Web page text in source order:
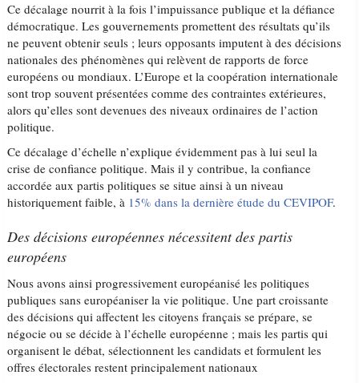
Ce décalage nourrit à la fois l’impuissance publique et la défiance
démocratique. Les gouvernements promettent des résultats qu’ils
ne peuvent obtenir seuls ; leurs opposants imputent à des décisions
nationales des phénomènes qui relèvent de rapports de force
européens ou mondiaux. L’Europe et la coopération internationale
sont trop souvent présentées comme des contraintes extérieures,
alors qu’elles sont devenues des niveaux ordinaires de l’action
politique.
Ce décalage d’échelle n’explique évidemment pas à lui seul la
crise de confiance politique. Mais il y contribue, la confiance
accordée aux partis politiques se situe ainsi à un niveau
historiquement faible, à 15% dans la dernière étude du CEVIPOF.
Des décisions européennes nécessitent des partis
européens
Nous avons ainsi progressivement européanisé les politiques
publiques sans européaniser la vie politique. Une part croissante
des décisions qui affectent les citoyens français se prépare, se
négocie ou se décide à l’échelle européenne ; mais les partis qui
organisent le débat, sélectionnent les candidats et formulent les
offres électorales restent principalement nationaux